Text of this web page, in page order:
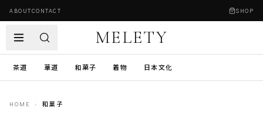
ABOUTCONTACT SHOP
MELETY
茶道 華道 和菓子 着物 日本文化
HOME › 和菓子